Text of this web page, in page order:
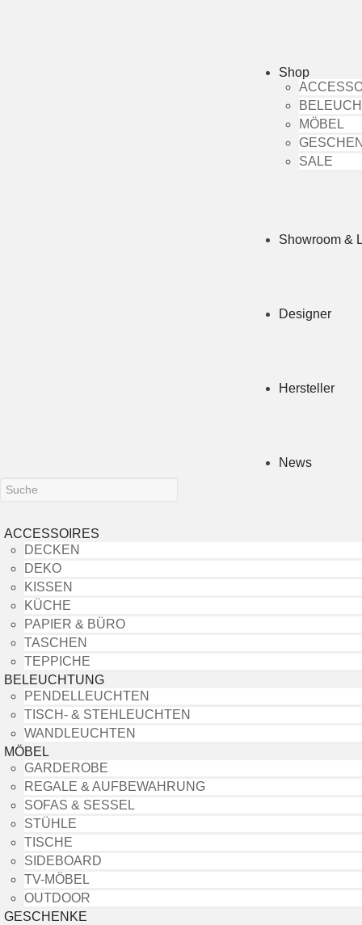
Shop
MÖBEL
SALE
Showroom &
Designer
Hersteller
News
ACCESSOIRES
DECKEN
DEKO
KISSEN
KÜCHE
PAPIER & BÜRO
TASCHEN
TEPPICHE
BELEUCHTUNG
PENDELLEUCHTEN
TISCH- & STEHLEUCHTEN
WANDLEUCHTEN
MÖBEL
GARDEROBE
REGALE & AUFBEWAHRUNG
SOFAS & SESSEL
STÜHLE
TISCHE
SIDEBOARD
TV-MÖBEL
OUTDOOR
GESCHENKE